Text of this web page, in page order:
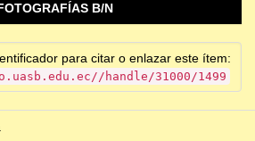
B/N
para citar o enlazar este ítem:
handle/31000/1499